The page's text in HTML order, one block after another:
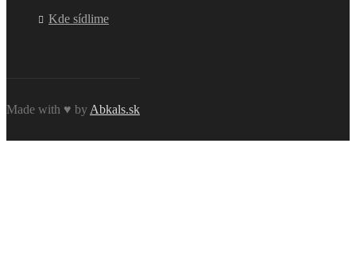
Kde sídlime
Made with ♥ by Abkals.sk